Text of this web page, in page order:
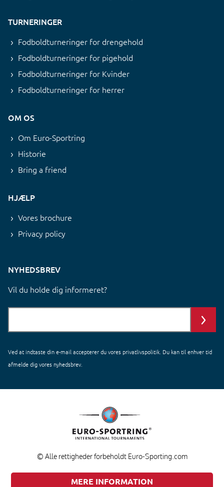
TURNERINGER
Fodboldturneringer for drengehold
Fodboldturneringer for pigehold
Fodboldturneringer for Kvinder
Fodboldturneringer for herrer
OM OS
Om Euro-Sportring
Historie
Bring a friend
HJÆLP
Vores brochure
Privacy policy
NYHEDSBREV
Vil du holde dig informeret?
Ved at indtaste din e-mail accepterer du vores privatlivspolitik. Du kan til enhver tid
afmelde dig vores nyhedsbrev.
© Alle rettigheder forbeholdt Euro-Sporting.com
MERE INFORMATION